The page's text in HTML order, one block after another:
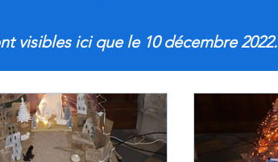
visibles ici que le 10 décembre 2022.